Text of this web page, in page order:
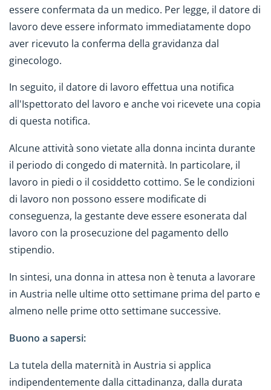
essere confermata da un medico. Per legge, il datore di
lavoro deve essere informato immediatamente dopo
aver ricevuto la conferma della gravidanza dal
ginecologo.
In seguito, il datore di lavoro effettua una notifica
all'Ispettorato del lavoro e anche voi ricevete una copia
di questa notifica.
Alcune attività sono vietate alla donna incinta durante
il periodo di congedo di maternità. In particolare, il
lavoro in piedi o il cosiddetto cottimo. Se le condizioni
di lavoro non possono essere modificate di
conseguenza, la gestante deve essere esonerata dal
lavoro con la prosecuzione del pagamento dello
stipendio.
In sintesi, una donna in attesa non è tenuta a lavorare
in Austria nelle ultime otto settimane prima del parto e
almeno nelle prime otto settimane successive.
Buono a sapersi:
La tutela della maternità in Austria si applica
indipendentemente dalla cittadinanza, dalla durata